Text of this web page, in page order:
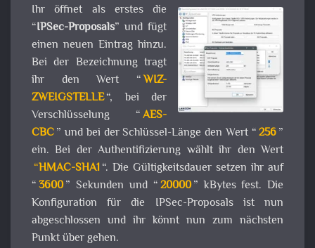
Ihr öffnet als erstes die
“IPSec-Proposals” und fügt
einen neuen Eintrag hinzu.
Bei der Bezeichnung tragt
ihr den Wert “WIZ-
ZWEIGSTELLE“, bei der
Verschlüsselung “AES-
CBC” und bei der Schlüssel-Länge den Wert “256”
ein. Bei der Authentifizierung wählt ihr den Wert
“HMAC-SHA1“. Die Gültigkeitsdauer setzen ihr auf
“3600” Sekunden und “20000” kBytes fest. Die
Konfiguration für die IPSec-Proposals ist nun
abgeschlossen und ihr könnt nun zum nächsten
Punkt über gehen.